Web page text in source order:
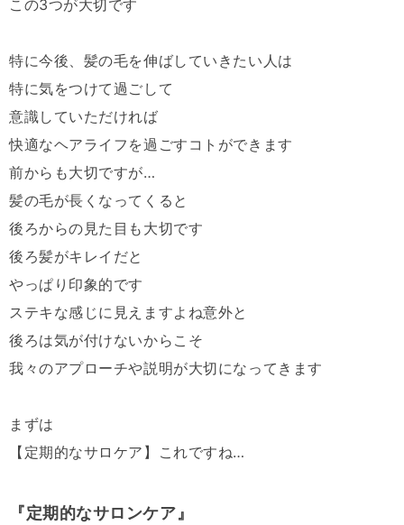
この3つが大切です
特に今後、髪の毛を伸ばしていきたい人は
特に気をつけて過ごして
意識していただければ
快適なヘアライフを過ごすコトができます
前からも大切ですが…
髪の毛が長くなってくると
後ろからの見た目も大切です
後ろ髪がキレイだと
やっぱり印象的です
ステキな感じに見えますよね意外と
後ろは気が付けないからこそ
我々のアプローチや説明が大切になってきます
まずは
【定期的なサロケア】これですね…
『定期的なサロンケア』